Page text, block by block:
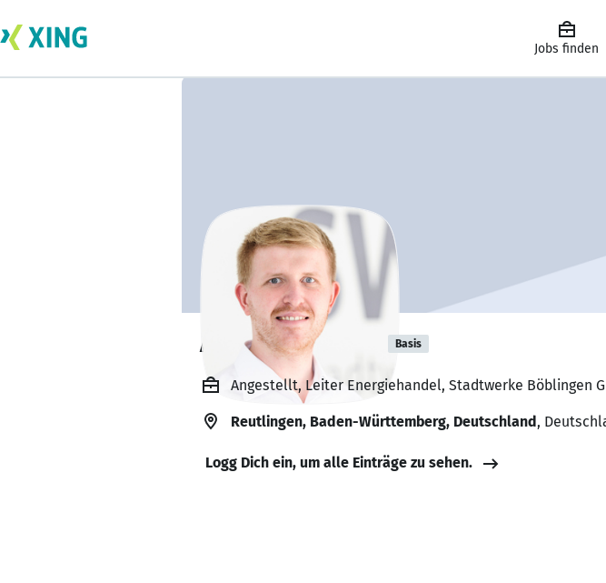
Jobs finden
Alexander Loris Basis
Angestellt, Leiter Energiehandel, Stadtwerke Böblingen
Reutlingen, Baden-Württemberg, Deutschland,
Logg Dich ein, um alle Einträge zu sehen.